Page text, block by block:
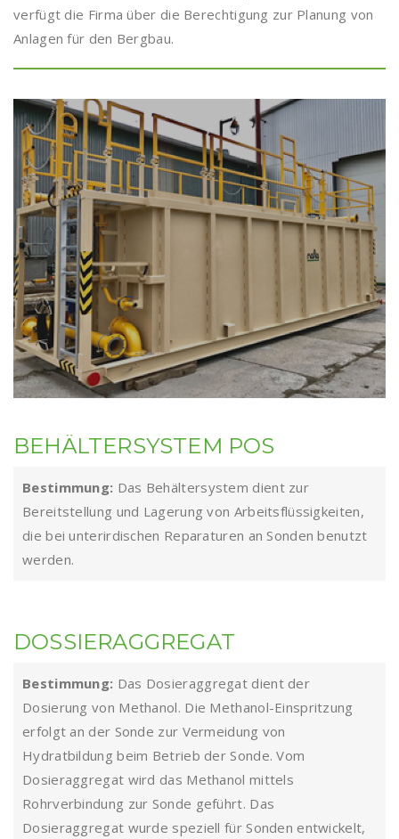
verfügt die Firma über die Berechtigung zur Planung von
Anlagen für den Bergbau.
BEHÄLTERSYSTEM POS
Bestimmung: Das Behältersystem dient zur
Bereitstellung und Lagerung von Arbeitsflüssigkeiten,
die bei unterirdischen Reparaturen an Sonden benutzt
werden.
DOSSIERAGGREGAT
Bestimmung: Das Dosieraggregat dient der
Dosierung von Methanol. Die Methanol-Einspritzung
erfolgt an der Sonde zur Vermeidung von
Hydratbildung beim Betrieb der Sonde. Vom
Dosieraggregat wird das Methanol mittels
Rohrverbindung zur Sonde geführt. Das
Dosieraggregat wurde speziell für Sonden entwickelt,